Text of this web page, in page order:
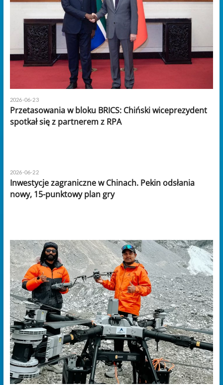
2026-06-23
Przetasowania w bloku BRICS: Chiński wiceprezydent
spotkał się z partnerem z RPA
2026-06-22
Inwestycje zagraniczne w Chinach. Pekin odsłania
nowy, 15-punktowy plan gry